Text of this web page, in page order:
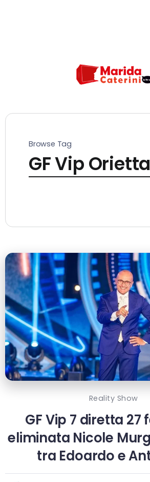
Browse Tag
GF Vip
Reality Show
GF Vip 7 diretta 27
eliminata Nicole
tra Edoardo e